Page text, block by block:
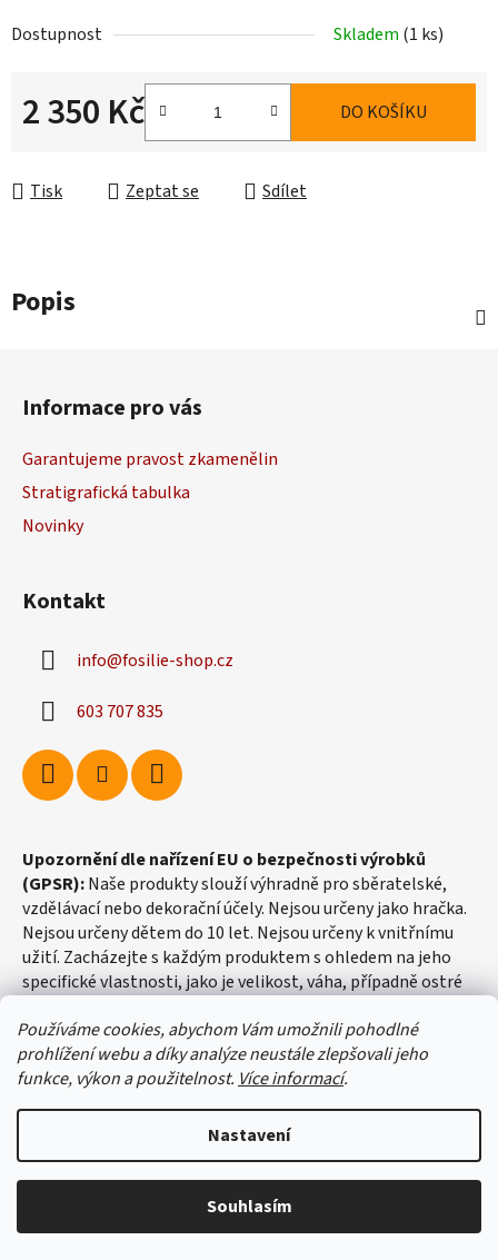
Používáme cookies, abychom Vám umožnili pohodlné
prohlížení webu a díky analýze neustále zlepšovali jeho
funkce, výkon a použitelnost. Více informací.
Nastavení
Souhlasím
Dostupnost Skladem (1 ks)
2 350 Kč DO KOŠÍKU
Tisk Zeptat se Sdílet
Popis
Informace pro vás
Garantujeme pravost zkamenělin
Stratigrafická tabulka
Novinky
Kontakt
info@fosilie-shop.cz
603 707 835
Upozornění dle nařízení EU o bezpečnosti výrobků
(GPSR):Naše produkty slouží výhradně pro sběratelské,
vzdělávací nebo dekorační účely. Nejsou určeny jako hračka.
Nejsou určeny dětem do 10 let. Nejsou určeny k vnitřnímu
užití. Zacházejte s každým produktem s ohledem na jeho
specifické vlastnosti, jako je velikost, váha, případně ostré
Vytvořil Shoptet
fosilie-shop.cz. Všechna práva vyhrazena.
Upravit nastavení cookies